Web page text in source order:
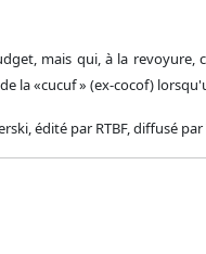
mais qui, à la revoyure,
la «cucuf » (ex-cocof)
édité par RTBF, diffusé par